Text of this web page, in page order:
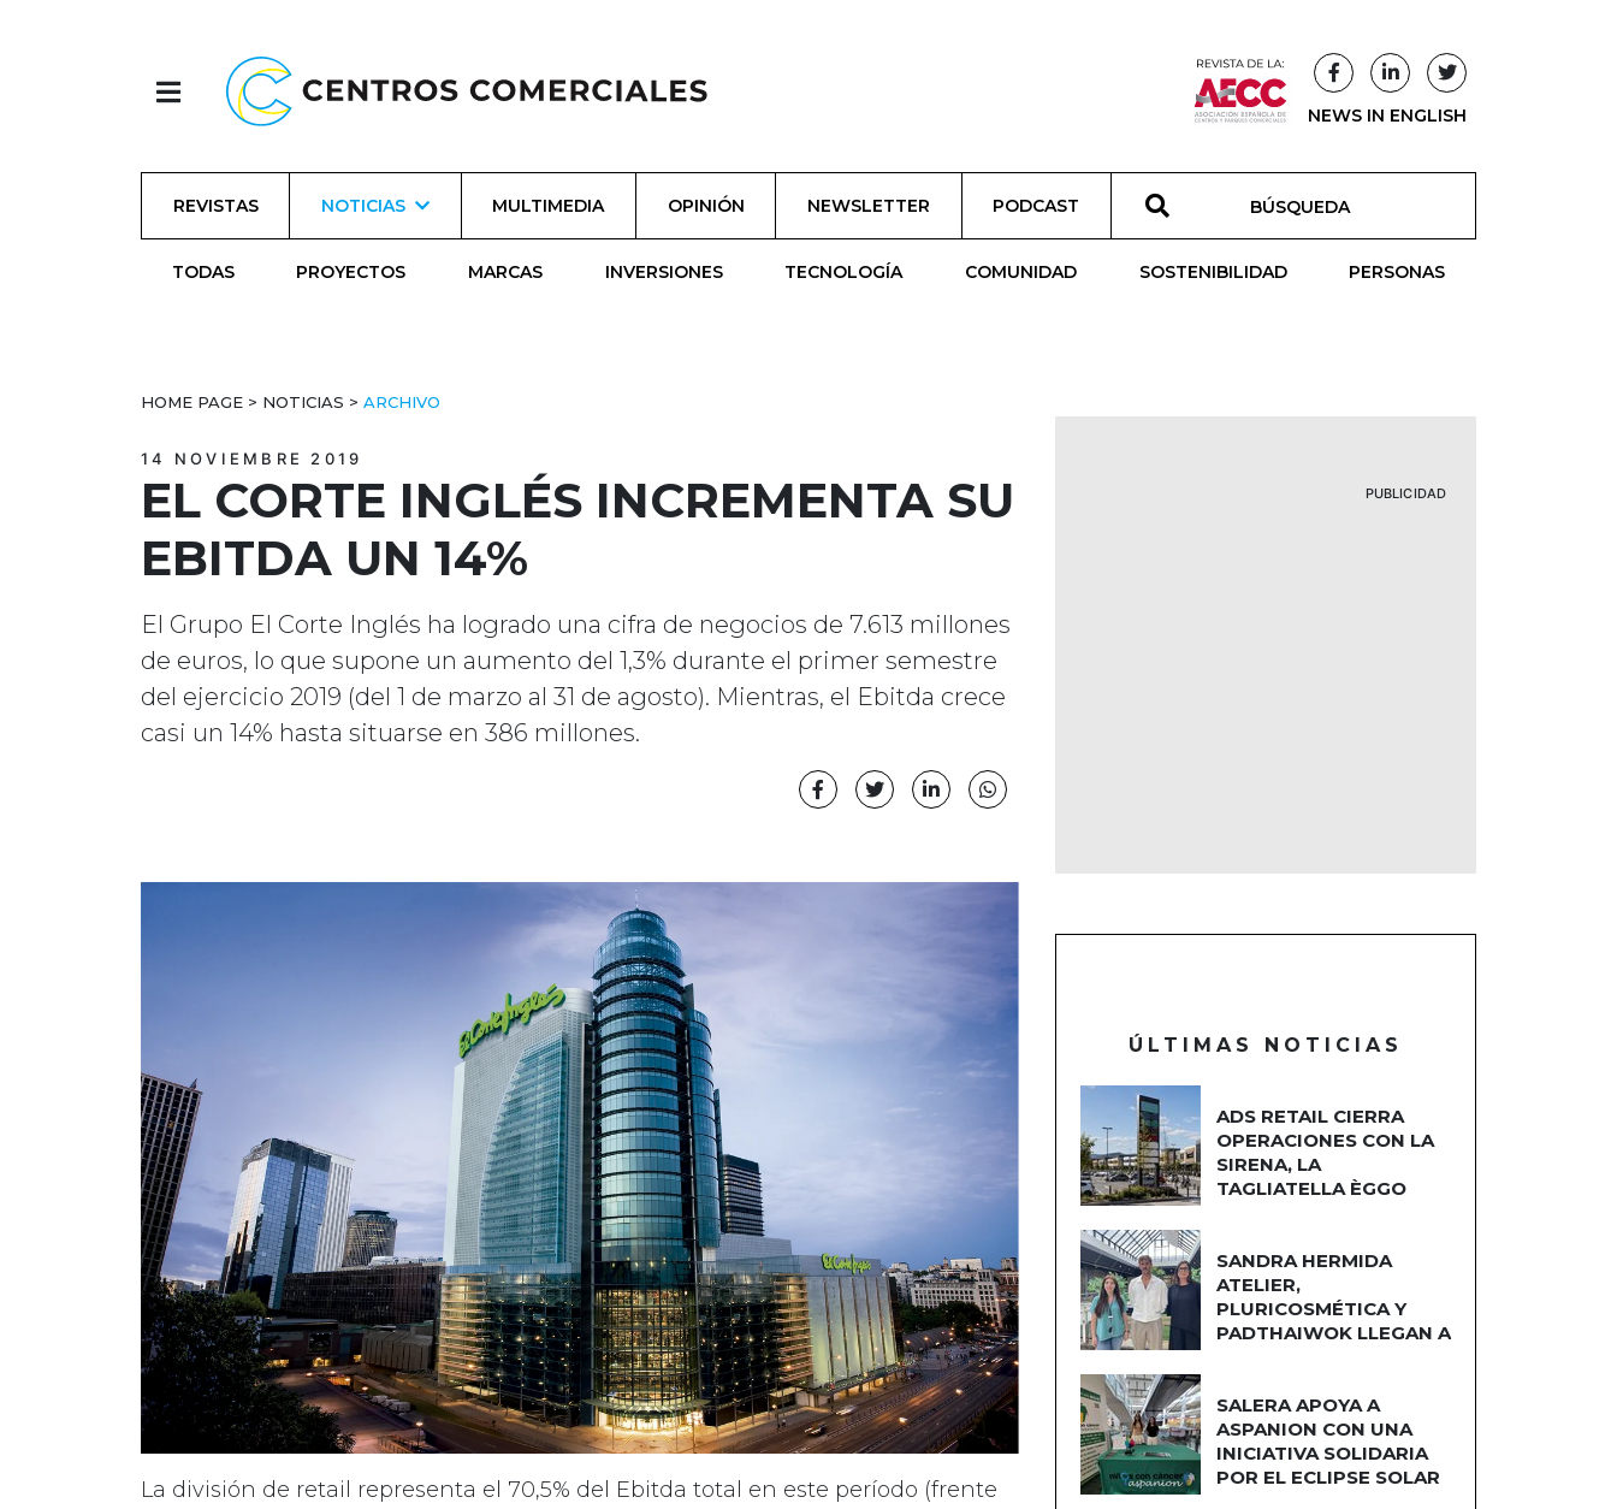
NEWS IN ENGLISH
REVISTAS NOTICIAS MULTIMEDIA OPINIÓN NEWSLETTER PODCAST
TODAS PROYECTOS MARCAS INVERSIONES TECNOLOGÍA COMUNIDAD SOSTENIBILIDAD PERSONAS
HOME PAGE > NOTICIAS > ARCHIVO
14 NOVIEMBRE 2019
EL CORTE INGLÉS INCREMENTA SU
EBITDA UN 14%
El Grupo El Corte Inglés ha logrado una cifra de negocios de 7.613 millones
de euros, lo que supone un aumento del 1,3% durante el primer semestre
del ejercicio 2019 (del 1 de marzo al 31 de agosto). Mientras, el Ebitda crece
casi un 14% hasta situarse en 386 millones.
La división de retail representa el 70,5% del Ebitda total en este período (frente
PUBLICIDAD
ÚLTIMAS NOTICIAS
ADS RETAIL CIERRA
OPERACIONES CON LA
SIRENA, LA
TAGLIATELLA ÈGGO
SANDRA HERMIDA
ATELIER,
PLURICOSMÉTICA Y
PADTHAIWOK LLEGAN A
SALERA APOYA A
ASPANION CON UNA
INICIATIVA SOLIDARIA
POR EL ECLIPSE SOLAR